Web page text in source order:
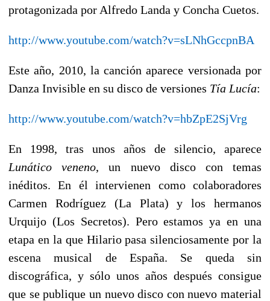
protagonizada por Alfredo Landa y Concha Cuetos.
http://www.youtube.com/watch?v=sLNhGccpnBA
Este año, 2010, la canción aparece versionada por
Danza Invisible en su disco de versiones Tía Lucía:
http://www.youtube.com/watch?v=hbZpE2SjVrg
En 1998, tras unos años de silencio, aparece
Lunático veneno, un nuevo disco con temas
inéditos. En él intervienen como colaboradores
Carmen Rodríguez (La Plata) y los hermanos
Urquijo (Los Secretos). Pero estamos ya en una
etapa en la que Hilario pasa silenciosamente por la
escena musical de España. Se queda sin
discográfica, y sólo unos años después consigue
que se publique un nuevo disco con nuevo material